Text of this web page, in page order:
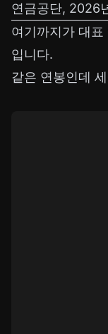
연금공단, 2026
여기까지가 대표
입니다.
같은 연봉인데